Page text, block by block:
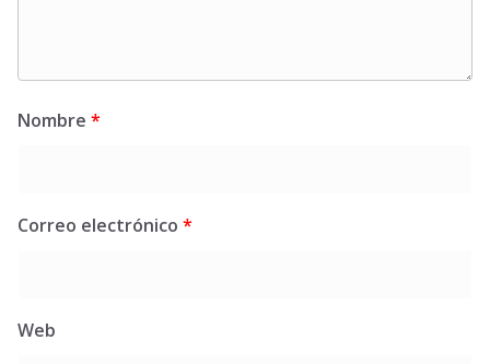
Nombre *
Correo electrónico *
Web